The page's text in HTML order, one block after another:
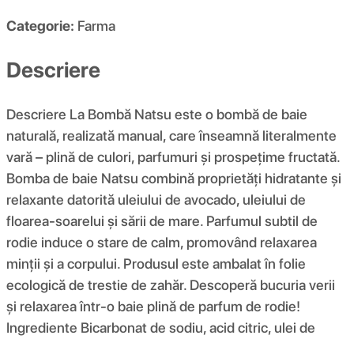
Categorie: Farma
Descriere
Descriere La Bombă Natsu este o bombă de baie
naturală, realizată manual, care înseamnă literalmente
vară – plină de culori, parfumuri și prospețime fructată.
Bomba de baie Natsu combină proprietăți hidratante și
relaxante datorită uleiului de avocado, uleiului de
floarea-soarelui și sării de mare. Parfumul subtil de
rodie induce o stare de calm, promovând relaxarea
minții și a corpului. Produsul este ambalat în folie
ecologică de trestie de zahăr. Descoperă bucuria verii
și relaxarea într-o baie plină de parfum de rodie!
Ingrediente Bicarbonat de sodiu, acid citric, ulei de